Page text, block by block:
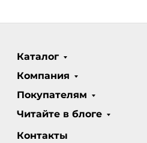
Каталог
Компания
Покупателям
Читайте в блоге
Контакты